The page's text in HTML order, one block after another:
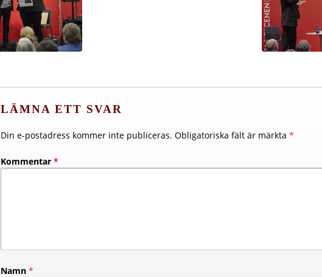
LÄMNA ETT SVAR
Din e-postadress kommer inte publiceras. Obligatoriska fält är märkta *
Kommentar *
Namn *